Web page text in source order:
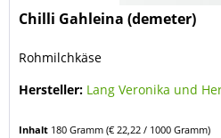
Chilli Gahleina (demeter)
Rohmilchkäse
Hersteller: Lang Veronika und
Inhalt 180 Gramm(€ 22,22 / 1000 Gramm)